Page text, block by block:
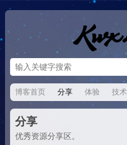
博客首页 分享 体验 技术
分享
优秀资源分享区。